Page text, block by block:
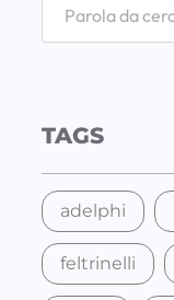
c
TAGS
adelphi
feltrinelli